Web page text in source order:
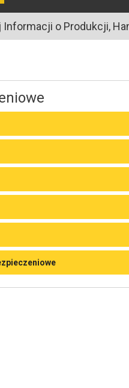
o Produkcji,